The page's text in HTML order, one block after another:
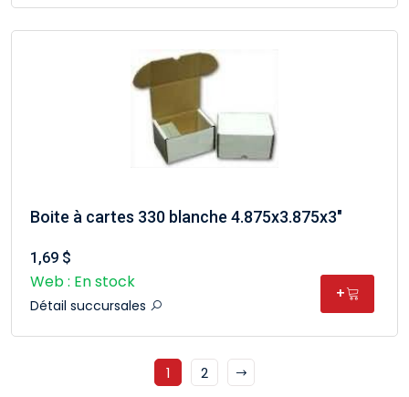
Boite à cartes 330 blanche 4.875x3.875x3"
1,69 $
Web : En stock
Détail succursales
+
1 2